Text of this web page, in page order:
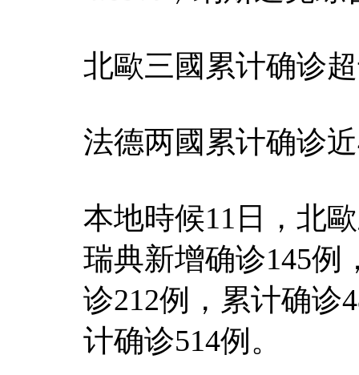
北歐三國累计确诊
法德两國累计确诊
本地時候11日，北
瑞典新增确诊145例
诊212例，累计确诊
计确诊514例。